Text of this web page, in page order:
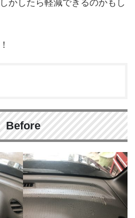
かしたら軽減できるのかもし
Before